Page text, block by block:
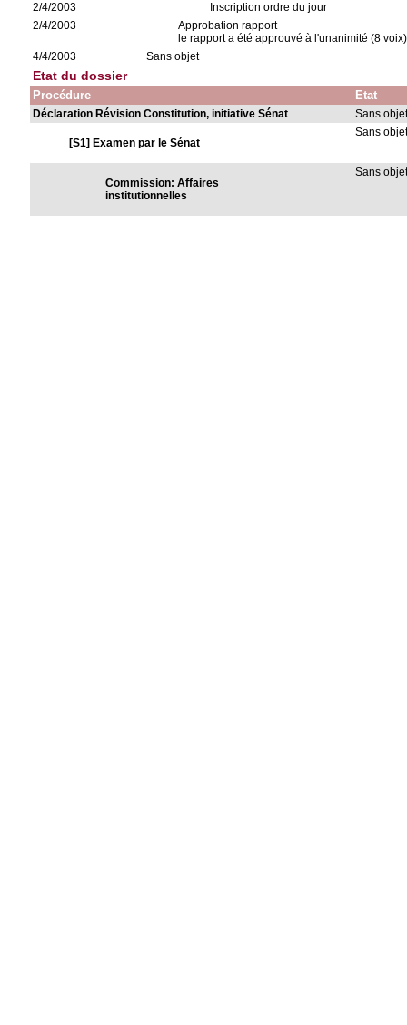
2/4/2003
Inscription ordre du jour
2/4/2003
Approbation rapport
le rapport a été approuvé à l'unanimité (8 voix)
4/4/2003
Sans objet
Etat du dossier
Procédure Etat
Déclaration Révision Constitution, initiative Sénat Sans
[S1] Examen par le Sénat
Sans
Commission: Affaires
institutionnelles
Sans